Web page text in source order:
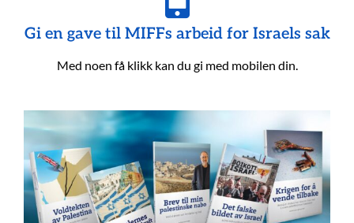
Gi en gave til MIFFs arbeid for Israels sak
Med noen få klikk kan du gi med mobilen din.